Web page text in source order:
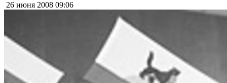
26 июня 2008 09:06